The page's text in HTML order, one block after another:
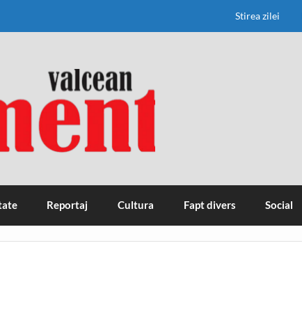
Stirea zilei
Reportaj Cultura Fapt divers Social